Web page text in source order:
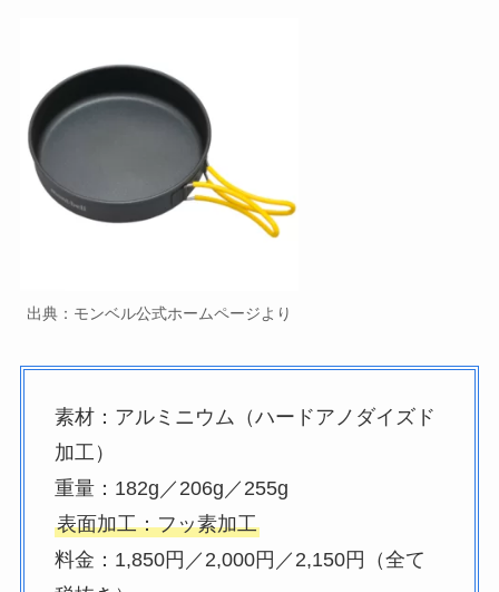
出典：モンベル公式ホームページより
素材：アルミニウム（ハードアノダイズド
加工）
重量：182g／206g／255g
表面加工：フッ素加工
料金：1,850円／2,000円／2,150円（全て